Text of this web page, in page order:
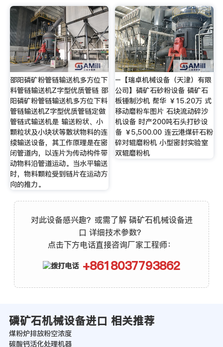
邵阳磷矿粉管链输送机多方位下
料管链输送机Z字型优质管链 邵
阳磷矿粉管链输送机多方位下料
管链输送机Z字型优质管链定做
管链式输送机是 输送粉状、小
颗粒状及小块状等散状物料的连
续输送设备，其工作原理是在密
闭管道内，以连片为传动构件带
动物料沿管道运动。当水平输送
时，物料颗粒受到链片在运动方
向的推力。
–【瑞卓机械设备（天津）有限
公司】磷矿石砂粉设备 磷矿石
板锤制沙机 帮华 ￥15.20万 式
移动磨粉车图片 石块流动碎沙
机设备 时产200吨石头打砂设
备 ￥5,500.00 连云港煤矸石粉
碎对辊磨粉机 小型密封实验室
双辊磨粉机
对此设备感兴趣？或需了解 磷矿石机械设备进
口 详细技术参数？
点击下方电话直接咨询厂家工程师：
+8618037793862
磷矿石机械设备进口 相关推荐
煤粉炉排放粉空浓度
碳酸钙活化处理机器